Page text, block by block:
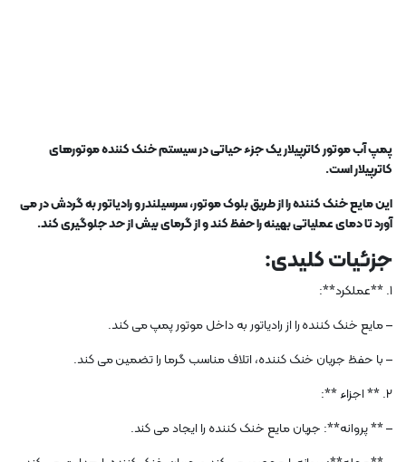
پمپ آب موتور کاترپیلار یک جزء حیاتی در سیستم خنک کننده موتورهای
کاترپیلار است.
این مایع خنک کننده را از طریق بلوک موتور، سرسیلندر و رادیاتور به گردش در می
آورد تا دمای عملیاتی بهینه را حفظ کند و از گرمای بیش از حد جلوگیری کند.
جزئیات کلیدی:
1. **عملکرد**:
– مایع خنک کننده را از رادیاتور به داخل موتور پمپ می کند.
– با حفظ جریان خنک کننده، اتلاف مناسب گرما را تضمین می کند.
2. ** اجزاء **:
– ** پروانه**: جریان مایع خنک کننده را ایجاد می کند.